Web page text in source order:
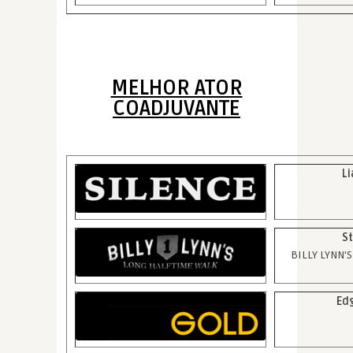
MELHOR ATOR
COADJUVANTE
BILLY